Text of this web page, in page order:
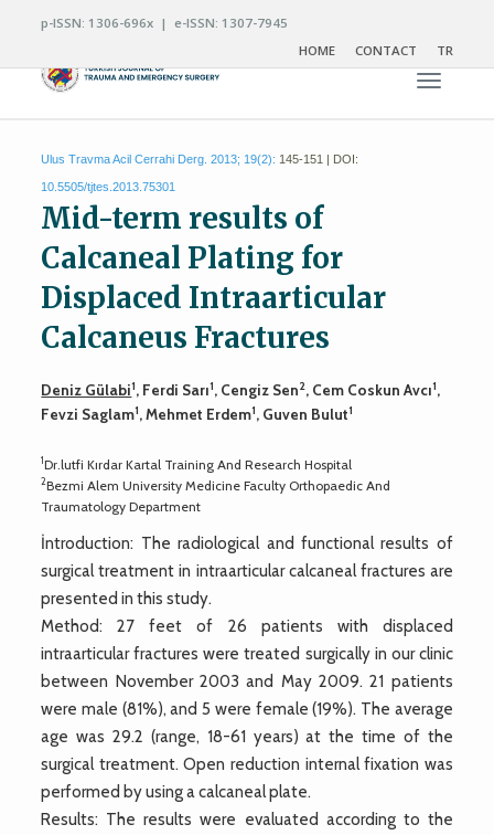
p-ISSN: 1306-696x | e-ISSN: 1307-7945
HOME
CONTACT TR
Toggle
Ulus Travma Acil Cerrahi Derg. 2013; 19(2): 145-151 | DOI:
10.5505/tjtes.2013.75301
Mid-term results of
Calcaneal Plating for
Displaced Intraarticular
Calcaneus Fractures
Deniz Gülabi1, Ferdi Sarı1, Cengiz Sen2, Cem Coskun Avcı1,
Fevzi Saglam1, Mehmet Erdem1, Guven Bulut1
1Dr.lutfi Kırdar Kartal Training And Research Hospital
2Bezmi Alem University Medicine Faculty Orthopaedic And
Traumatology Department
İntroduction: The radiological and functional results of
surgical treatment in intraarticular calcaneal fractures are
presented in this study.
Method: 27 feet of 26 patients with displaced
intraarticular fractures were treated surgically in our clinic
between November 2003 and May 2009. 21 patients
were male (81%), and 5 were female (19%). The average
age was 29.2 (range, 18-61 years) at the time of the
surgical treatment. Open reduction internal fixation was
performed by using a calcaneal plate.
Results: The results were evaluated according to the